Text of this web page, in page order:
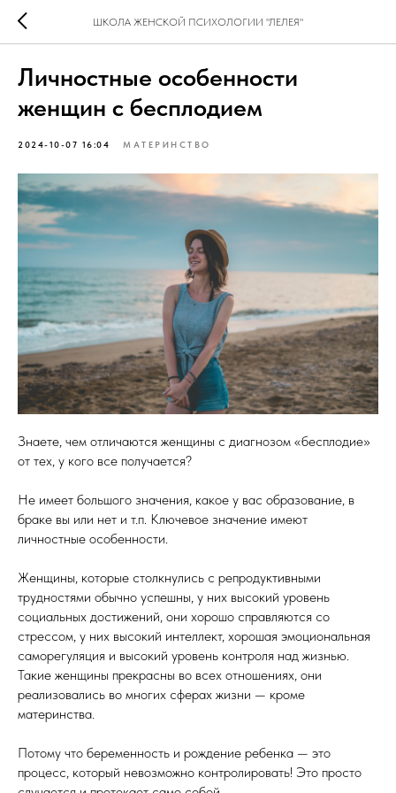
ШКОЛА ЖЕНСКОЙ ПСИХОЛОГИИ "ЛЕЛЕЯ"
Личностные особенности
женщин с бесплодием
2024-10-07 16:04 МАТЕРИНСТВО
Знаете, чем отличаются женщины с диагнозом «бесплодие»
от тех, у кого все получается?
Не имеет большого значения, какое у вас образование, в
браке вы или нет и т.п. Ключевое значение имеют
личностные особенности.
Женщины, которые столкнулись с репродуктивными
трудностями обычно успешны, у них высокий уровень
социальных достижений, они хорошо справляются со
стрессом, у них высокий интеллект, хорошая эмоциональная
саморегуляция и высокий уровень контроля над жизнью.
Такие женщины прекрасны во всех отношениях, они
реализовались во многих сферах жизни — кроме
материнства.
Потому что беременность и рождение ребенка — это
процесс, который невозможно контролировать! Это просто